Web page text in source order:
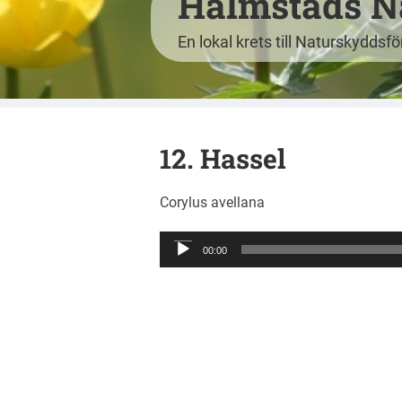
En lokal krets till
12. Hassel
Corylus avellana
Ljudspelare
00:00